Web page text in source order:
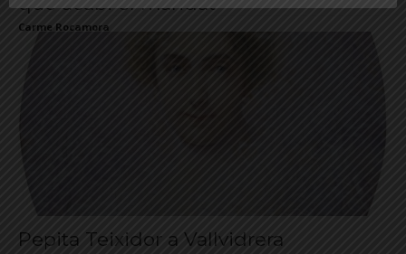
Carme Rocamora
Pepita Teixidor a Vallvidrera